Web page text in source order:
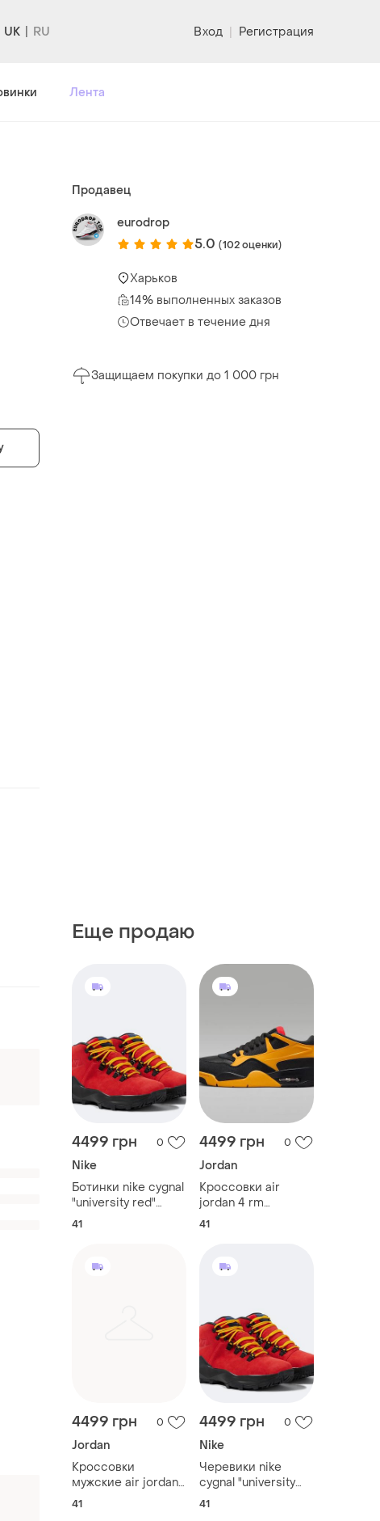
UK Вход | Регистрация
Лента
Продавец
eurodrop
5.0 (102 оценки)
Харьков
14% выполненных заказов
Отвечает в течение дня
Защищаем покупки до 1 000 грн
Еще продаю
4499 грн 0
Nike
Ботинки nike cygnal
"university red"
унисекс
41
4499 грн 0
Jordan
Кроссовки air
jordan 4 rm
orange/black
41
4499 грн 0
Jordan
Кроссовки
мужские air jordan
4 rm orange/black
41
4499 грн 0
Nike
Черевики nike
cygnal "university
red"
41